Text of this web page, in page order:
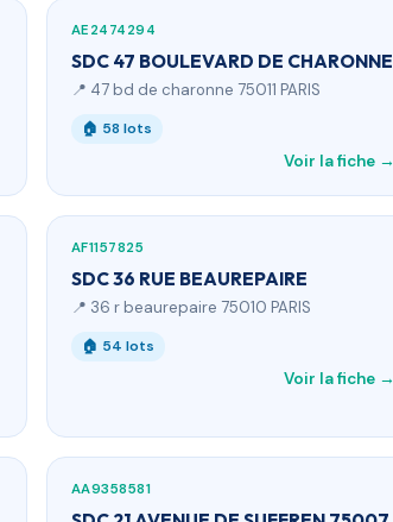
AE2474294
SDC 47 BOULEVARD DE CHARONNE
📍 47 bd de charonne 75011 PARIS
🏠 58 lots
Voir la fiche →
AF1157825
SDC 36 RUE BEAUREPAIRE
📍 36 r beaurepaire 75010 PARIS
🏠 54 lots
Voir la fiche →
AA9358581